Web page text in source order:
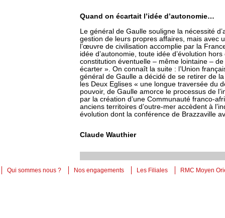
Quand on écartait l’idée d’autonomie…
Le général de Gaulle souligne la nécessité
gestion de leurs propres affaires, mais avec
l’œuvre de civilisation accomplie par la
idée d’autonomie, toute idée d’évolution
constitution éventuelle – même lointaine –
écarter ». On connaît la suite : l’Union
général de Gaulle a décidé de se retirer de
les Deux Eglises « une longue traversée du
pouvoir, de Gaulle amorce le processus de
par la création d’une Communauté franco-
anciens territoires d’outre-mer accèdent à
évolution dont la conférence de Brazzaville
Claude Wauthier
Qui sommes nous ? Nos engagements Les Filiales RMC Moyen